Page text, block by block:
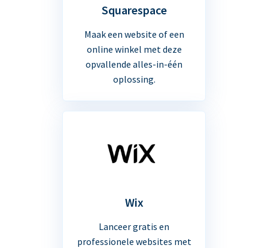
Squarespace
Maak een website of een
online winkel met deze
opvallende alles-in-één
oplossing.
Wix
Lanceer gratis en
professionele websites met